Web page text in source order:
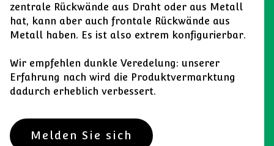
zentrale Rückwände aus Draht oder aus Metall
hat, kann aber auch frontale Rückwände aus
Metall haben. Es ist also extrem konfigurierbar.
Wir empfehlen dunkle Veredelung: unserer
Erfahrung nach wird die Produktvermarktung
dadurch erheblich verbessert.
Melden Sie sich